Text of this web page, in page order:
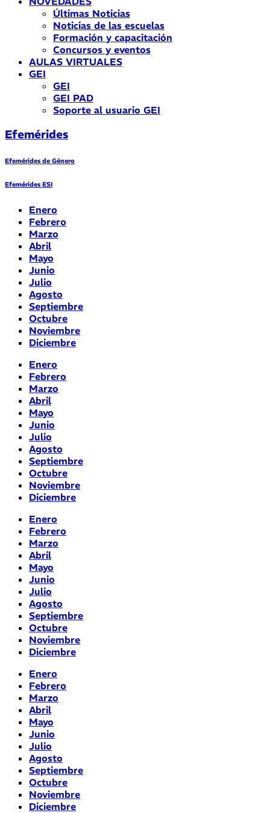
Últimas Noticias
Noticias de las escuelas
Formación y capacitación
Concursos y eventos
AULAS VIRTUALES
GEI
GEI
GEI PAD
Soporte al usuario GEI
Efemérides
Efemérides de Género
Efemérides ESI
Enero
Febrero
Marzo
Abril
Mayo
Junio
Julio
Agosto
Septiembre
Octubre
Noviembre
Diciembre
Enero
Febrero
Marzo
Abril
Mayo
Junio
Julio
Agosto
Septiembre
Octubre
Noviembre
Diciembre
Enero
Febrero
Marzo
Abril
Mayo
Junio
Julio
Agosto
Septiembre
Octubre
Noviembre
Diciembre
Enero
Febrero
Marzo
Abril
Mayo
Junio
Julio
Agosto
Septiembre
Octubre
Noviembre
Diciembre